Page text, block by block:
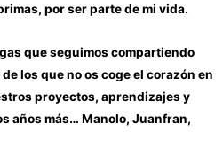
por ser parte de mi vida.
que seguimos compartiendo
los que no os coge el corazón en
proyectos, aprendizajes y
años más… Manolo, Juanfran,